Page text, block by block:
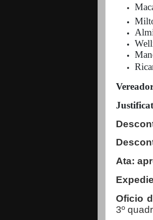
Ata:
Oficio
3º